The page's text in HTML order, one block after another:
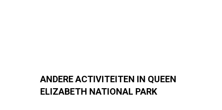
ANDERE ACTIVITEITEN IN QUEEN
ELIZABETH NATIONAL PARK